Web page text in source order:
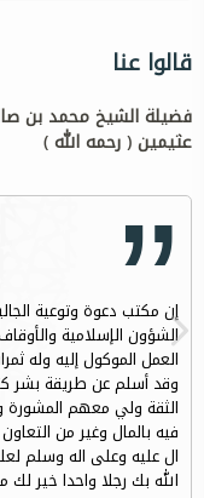
قالوا عنا
فضيلة الشيخ محمد بن
عثيمين ( رحمه الله )
إن مكتب دعوة وتوعية
الشؤون الإسلامية
العمل الموكول إليه وله
وقد أسلم عن طريقة بشر
الثقة ولي معهم
فيه بالمال وغير من
ال عليه وعلى اله وسلم
الله بك رجلا واحدا خير